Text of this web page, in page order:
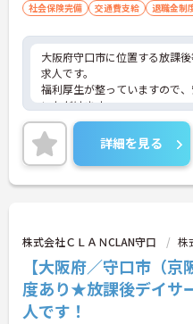
社会保険完備
交通費支給 退職金制
大阪府守口市に位置する放課
求人です。
福利厚生が整っていますので
いただけます。
ご興味のある方は、お気軽に
い。
詳細を見る
株式会社ＣＬＡＮCLAN守口 株
【大阪府／守口市（
度あり★放課後デイサ
人です！